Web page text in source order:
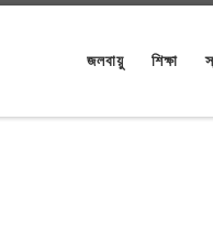
জলবায়ু শিক্ষা